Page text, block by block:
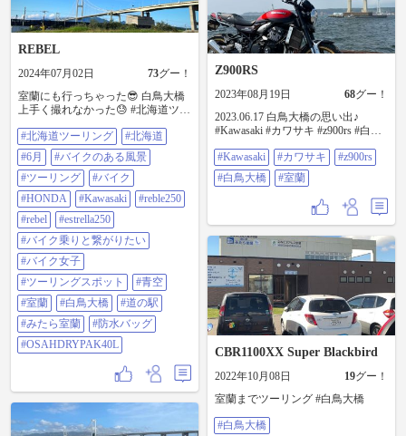
REBEL
2024年07月02日 73グー！
室蘭にも行っちゃった😎 白鳥大橋
上手く撮れなかった😓 #北海道ツー
風景 #ツーリング #バイク
#HONDA #Kawasaki #reble250 #rebel
#estrella250 #バイク乗りと繋がりた
い #バイク女子 #ツーリングスポッ
ト #青空 #室蘭 #白鳥大橋 #道の駅 #
みたら室蘭 #防水バッグ
#OSAHDRYPAK40L
#北海道ツーリング
#北海道
#6月
#バイクのある風景
#ツーリング
#バイク
#HONDA
#Kawasaki
#reble250
#rebel
#estrella250
#バイク乗りと繋がりたい
#バイク女子
#ツーリングスポット
#青空
#室蘭
#白鳥大橋
#道の駅
#みたら室蘭
#防水バッグ
#OSAHDRYPAK40L
Z900RS
2023年08月19日 68グー！
2023.06.17 白鳥大橋の思い出♪
#Kawasaki #カワサキ #z900rs #白鳥
#Kawasaki
#カワサキ
#z900rs
#白鳥大橋
#室蘭
CBR1100XX Super Blackbird
2022年10月08日 19グー！
室蘭までツーリング #白鳥大橋
#白鳥大橋